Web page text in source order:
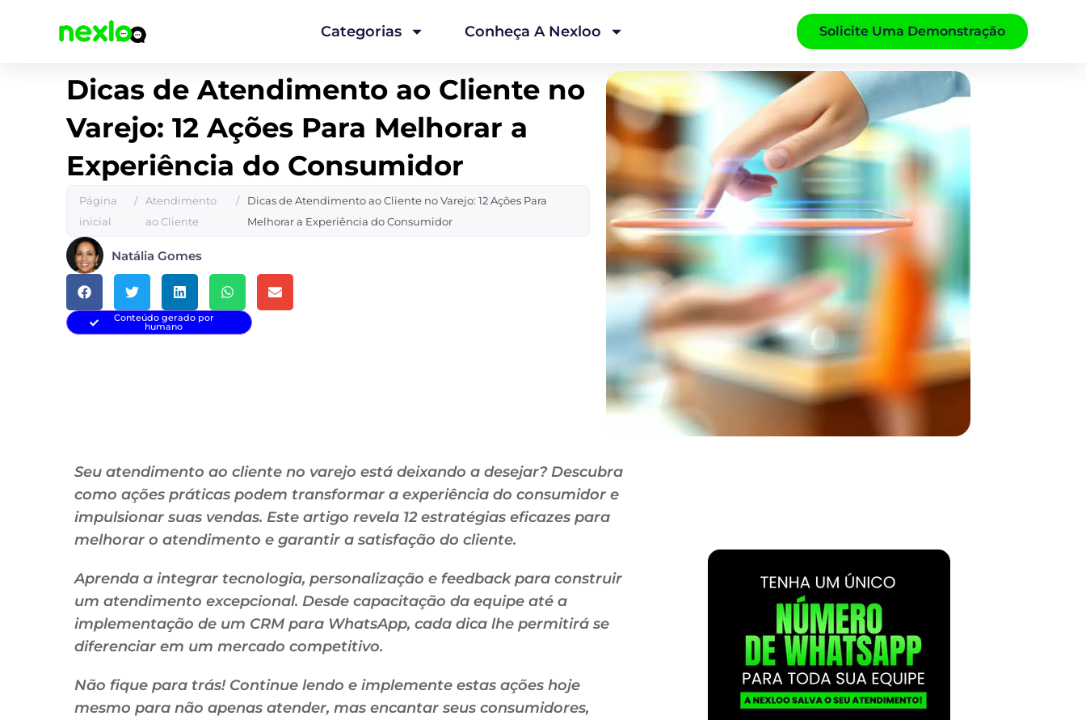
Categorias Conheça A Nexloo Solicite Uma Demonstração
Dicas de Atendimento ao Cliente no
Varejo: 12 Ações Para Melhorar a
Experiência do Consumidor
Página
inicial
/
Atendimento
ao Cliente
/
Dicas de Atendimento ao Cliente no Varejo: 12 Ações Para
Melhorar a Experiência do Consumidor
Natália Gomes
Conteúdo gerado por
humano
Seu atendimento ao cliente no varejo está deixando a desejar? Descubra
como ações práticas podem transformar a experiência do consumidor e
impulsionar suas vendas. Este artigo revela 12 estratégias eficazes para
melhorar o atendimento e garantir a satisfação do cliente.
Aprenda a integrar tecnologia, personalização e feedback para construir
um atendimento excepcional. Desde capacitação da equipe até a
implementação de um CRM para WhatsApp, cada dica lhe permitirá se
diferenciar em um mercado competitivo.
Não fique para trás! Continue lendo e implemente estas ações hoje
mesmo para não apenas atender, mas encantar seus consumidores,